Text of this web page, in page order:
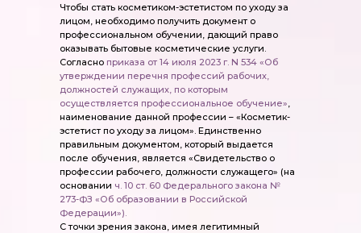
Чтобы стать косметиком-эстетистом по уходу за
лицом, необходимо получить документ о
профессиональном обучении, дающий право
оказывать бытовые косметические услуги.
Согласно приказа от 14 июля 2023 г. N 534 «Об
утверждении перечня профессий рабочих,
должностей служащих, по которым
осуществляется профессиональное обучение»,
наименование данной профессии – «Косметик-
эстетист по уходу за лицом». Единственно
правильным документом, который выдается
после обучения, является «Свидетельство о
профессии рабочего, должности служащего» (на
основании ч. 10 ст. 60 Федерального закона №
273-ФЗ «Об образовании в Российской
Федерации»).
С точки зрения закона, имея легитимный